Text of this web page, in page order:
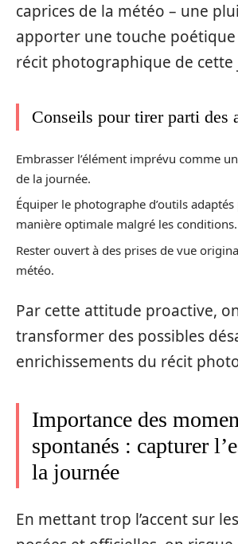
caprices de la météo – une
apporter une touche
récit photographique de cette
Conseils pour tirer parti des
Embrasser l’élément imprévu comme
de la journée.
Équiper le photographe d’outils
manière optimale malgré les conditions.
Rester ouvert à des prises de vue
météo.
Par cette attitude proactive,
transformer des possibles
enrichissements du récit
Importance des
spontanés : capturer
la journée
En mettant trop l’accent sur